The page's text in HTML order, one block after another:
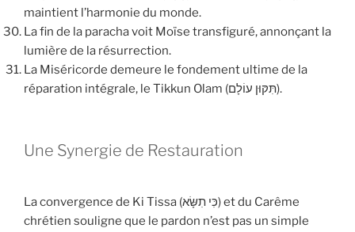
maintient l’harmonie du monde.
La fin de la paracha voit Moïse transfiguré, annonçant la
lumière de la résurrection.
La Miséricorde demeure le fondement ultime de la
réparation intégrale, le Tikkun Olam (תִּקּוּן עוֹלָם).
Une Synergie de Restauration
La convergence de Ki Tissa (כִּי תִשָּׂא) et du Carême
chrétien souligne que le pardon n’est pas un simple